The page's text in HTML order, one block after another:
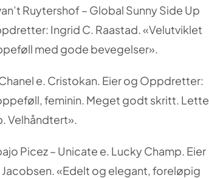
Ruytershof – Global Sunny Side Up
Ingrid C. Raastad. «Velutviklet
med gode bevegelser».
e. Cristokan. Eier og Oppdretter:
feminin. Meget godt skritt. Lette
Velhåndtert».
Picez – Unicate e. Lucky Champ. Eier
«Edelt og elegant, foreløpig